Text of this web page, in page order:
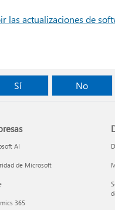
las actualizaciones de
Sí No
AI
de Microsoft
365